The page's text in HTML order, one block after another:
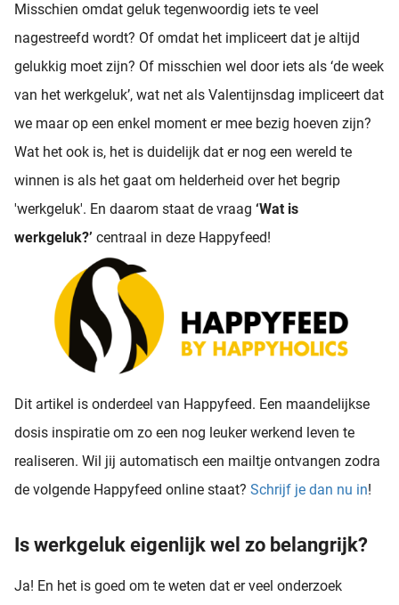
Misschien omdat geluk tegenwoordig iets te veel
nagestreefd wordt? Of omdat het impliceert dat je altijd
gelukkig moet zijn? Of misschien wel door iets als ‘de week
van het werkgeluk’, wat net als Valentijnsdag impliceert dat
we maar op een enkel moment er mee bezig hoeven zijn?
Wat het ook is, het is duidelijk dat er nog een wereld te
winnen is als het gaat om helderheid over het begrip
'werkgeluk'. En daarom staat de vraag ‘Wat is
werkgeluk?’ centraal in deze Happyfeed!
Dit artikel is onderdeel van Happyfeed. Een maandelijkse
dosis inspiratie om zo een nog leuker werkend leven te
realiseren. Wil jij automatisch een mailtje ontvangen zodra
de volgende Happyfeed online staat? Schrijf je dan nu in!
Is werkgeluk eigenlijk wel zo belangrijk?
Ja! En het is goed om te weten dat er veel onderzoek